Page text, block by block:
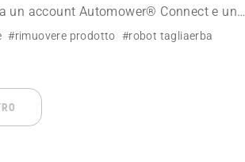
un account Automower® Connect e un
#rimuovere prodotto #robot tagliaerba